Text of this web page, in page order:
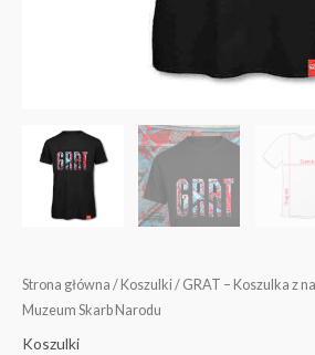
Strona główna / Koszulki/ GRAT – Koszulka z
Muzeum Skarb Narodu
Koszulki